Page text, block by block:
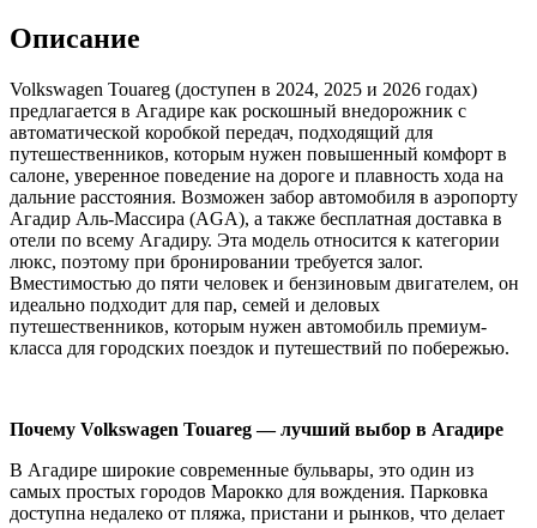
Описание
Volkswagen Touareg (доступен в 2024, 2025 и 2026 годах)
предлагается в Агадире как роскошный внедорожник с
автоматической коробкой передач, подходящий для
путешественников, которым нужен повышенный комфорт в
салоне, уверенное поведение на дороге и плавность хода на
дальние расстояния. Возможен забор автомобиля в аэропорту
Агадир Аль-Массира (AGA), а также бесплатная доставка в
отели по всему Агадиру. Эта модель относится к категории
люкс, поэтому при бронировании требуется залог.
Вместимостью до пяти человек и бензиновым двигателем, он
идеально подходит для пар, семей и деловых
путешественников, которым нужен автомобиль премиум-
класса для городских поездок и путешествий по побережью.
Почему Volkswagen Touareg — лучший выбор в Агадире
В Агадире широкие современные бульвары, это один из
самых простых городов Марокко для вождения. Парковка
доступна недалеко от пляжа, пристани и рынков, что делает